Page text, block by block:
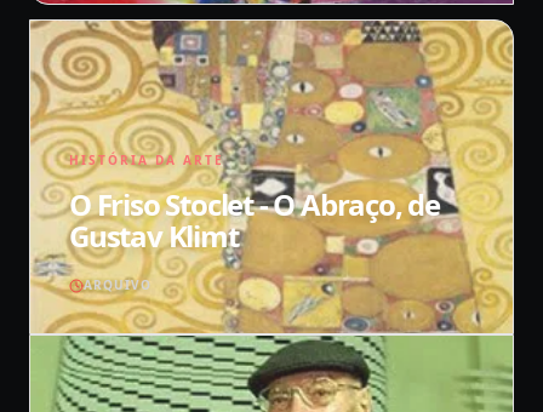
HISTÓRIA DA ARTE
O Friso Stoclet - O Abraço, de
Gustav Klimt
ARQUIVO